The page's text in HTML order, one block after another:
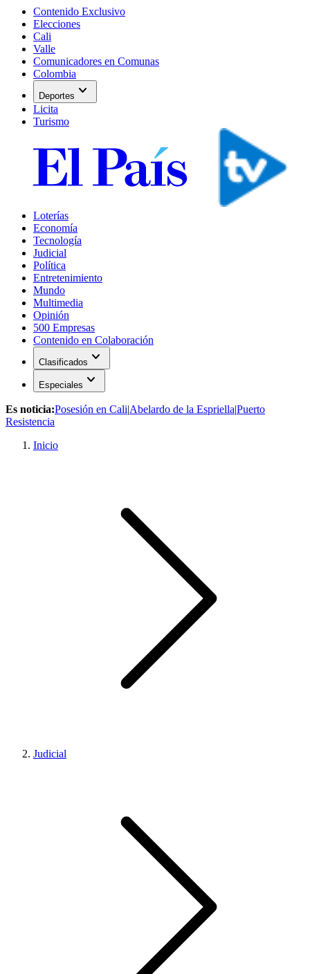
Contenido Exclusivo
Elecciones
Cali
Valle
Comunicadores en Comunas
Colombia
Deportes expand_more
Licita
Turismo
Loterías
Economía
Tecnología
Judicial
Política
Entretenimiento
Mundo
Multimedia
Opinión
500 Empresas
Contenido en Colaboración
Clasificados expand_more
Especiales expand_more
Es noticia:Posesión en Cali|Abelardo de la Espriella|Puerto
Resistencia
Inicio
Judicial